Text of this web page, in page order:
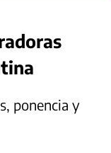
ponencia y